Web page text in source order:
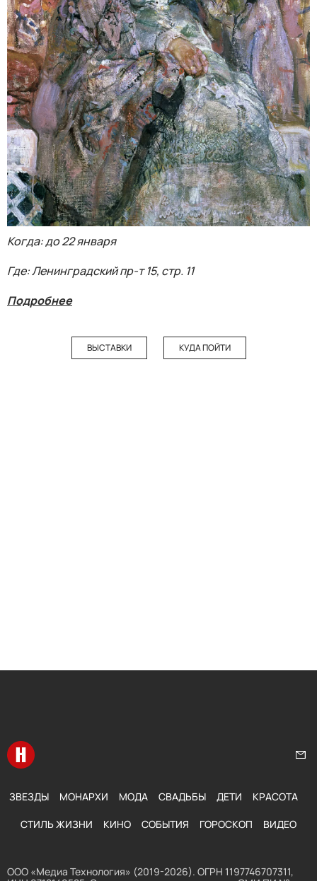
Когда: до 22 января
Где: Ленинградский пр-т 15, стр. 11
Подробнее
ВЫСТАВКИ КУДА ПОЙТИ
Перейти на главную
ЗВЕЗДЫ МОНАРХИ МОДА СВАДЬБЫ ДЕТИ КРАСОТА
СТИЛЬ ЖИЗНИ КИНО СОБЫТИЯ ГОРОСКОП ВИДЕО
ООО «Медиа Технология» (2019-2026). ОГРН 1197746707311,